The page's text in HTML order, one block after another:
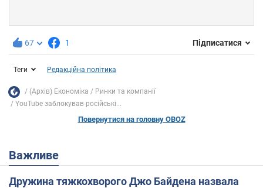
67 1 Підписатися
Теги Редакційна політика
(Архів) Економіка
Ринки та компанії
YouTube заблокував російські...
Повернутися на головну OBOZ
Важливе
Дружина тяжкохворого Джо Байдена назвала